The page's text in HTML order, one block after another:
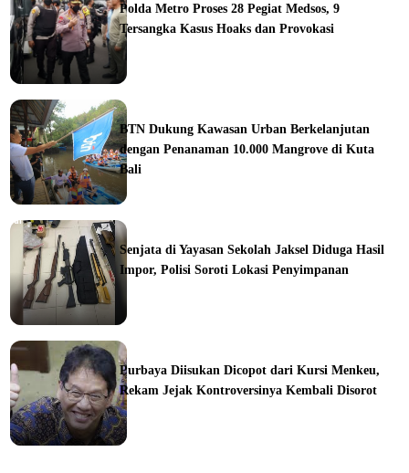
Polda Metro Proses 28 Pegiat Medsos, 9
Tersangka Kasus Hoaks dan Provokasi
BTN Dukung Kawasan Urban Berkelanjutan
dengan Penanaman 10.000 Mangrove di Kuta
Bali
Senjata di Yayasan Sekolah Jaksel Diduga Hasil
Impor, Polisi Soroti Lokasi Penyimpanan
Purbaya Diisukan Dicopot dari Kursi Menkeu,
Rekam Jejak Kontroversinya Kembali Disorot